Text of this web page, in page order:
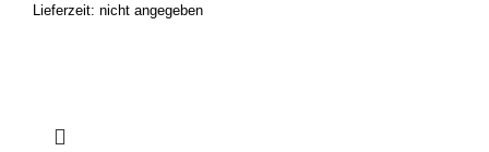
Lieferzeit: nicht angegeben